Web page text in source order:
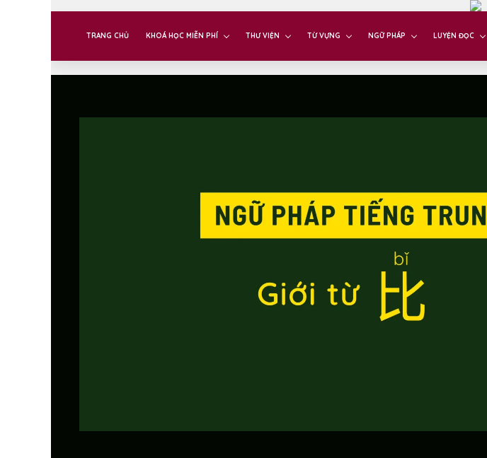
TRANG CHỦ KHOÁ HỌC MIỄN PHÍ THƯ VIỆN TỪ VỰNG NGỮ PHÁP LUYỆN ĐỌC